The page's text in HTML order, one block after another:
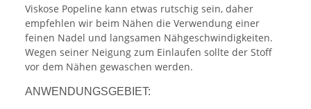
Viskose Popeline kann etwas rutschig sein, daher
empfehlen wir beim Nähen die Verwendung einer
feinen Nadel und langsamen Nähgeschwindigkeiten.
Wegen seiner Neigung zum Einlaufen sollte der Stoff
vor dem Nähen gewaschen werden.
ANWENDUNGSGEBIET: